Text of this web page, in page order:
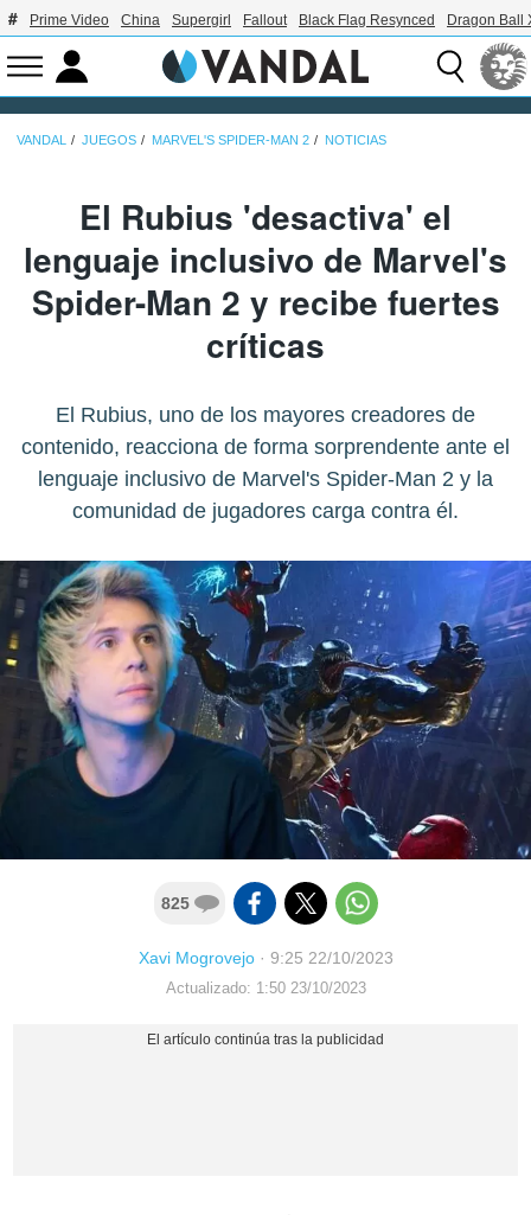
Prime Video China Supergirl Fallout Black Flag Resynced Dragon Ball
VANDAL JUEGOS MARVEL'S SPIDER-MAN 2 NOTICIAS
El Rubius 'desactiva' el
lenguaje inclusivo de Marvel's
Spider-Man 2 y recibe fuertes
críticas
El Rubius, uno de los mayores creadores de
contenido, reacciona de forma sorprendente ante el
lenguaje inclusivo de Marvel's Spider-Man 2 y la
comunidad de jugadores carga contra él.
825
Xavi Mogrovejo· 9:25 22/10/2023
Actualizado: 1:50 23/10/2023